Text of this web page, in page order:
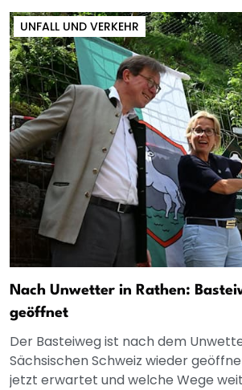
UNFALL UND VERKEHR
Nach Unwetter in Rathen:
geöffnet
Der Basteiweg ist nach dem
Sächsischen Schweiz wieder
jetzt erwartet und welche Wege